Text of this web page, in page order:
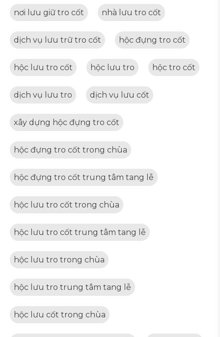
nơi lưu giữ tro cốt nhà lưu tro cốt
dịch vụ lưu trữ tro cốt hộc đựng tro cốt
hộc lưu tro cốt hộc lưu tro hộc tro cốt
dịch vụ lưu tro dịch vụ lưu cốt
xây dựng hộc đựng tro cốt
hộc đựng tro cốt trong chùa
hộc đựng tro cốt trung tâm tang lễ
hộc lưu tro cốt trong chùa
hộc lưu tro cốt trung tâm tang lễ
hộc lưu tro trong chùa
hộc lưu tro trung tâm tang lễ
hộc lưu cốt trong chùa